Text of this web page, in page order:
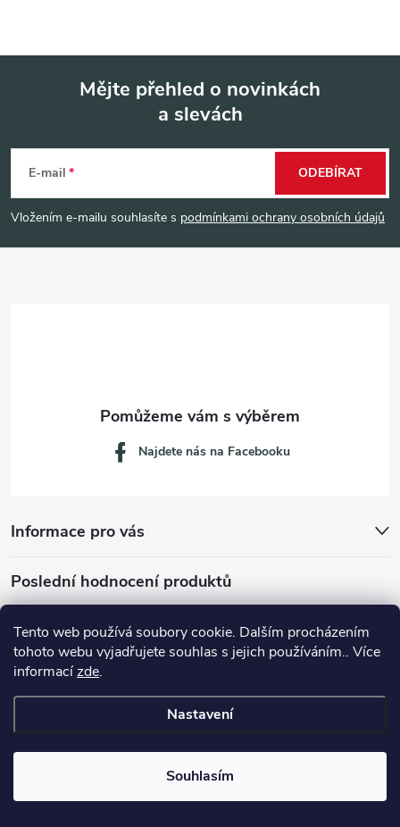
Tento web používá soubory cookie. Dalším procházením
tohoto webu vyjadřujete souhlas s jejich používáním.. Více
informacízde.
Nastavení
Souhlasím
p
a
Mějte přehled o novinkách
a slevách
E-mail
Vložením e-mailu souhlasíte s podmínkami ochrany osobních údajů
ODEBÍRAT
Informace pro vás
Najdete nás na Facebooku
Poslední hodnocení produktů
Dávkovací lžička na mletou kávu 53132C8134
Copyright 2026JM servis. Všechna práva vyhrazena.